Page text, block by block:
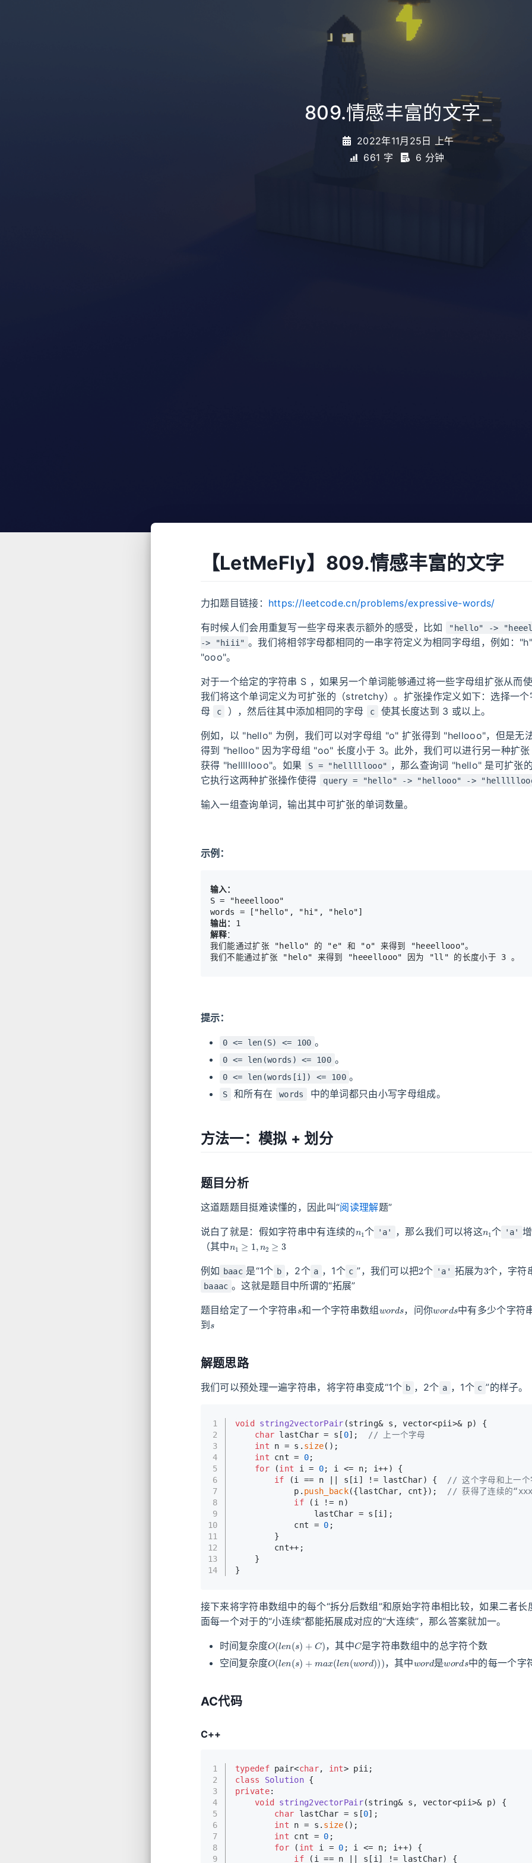
809.情感丰富的文字
2022年11月25日 上午
661 字
6 分钟
【LetMeFly】809.情感丰富的文字
力扣题目链接： https://leetcode.cn/problems/expressive-words/
有时候人们会用重复写一些字母来表示额外的感受，比如
"hello" ->
-> "hiii" 。我们将相邻字母都相同的一串字符定义为相同字母组，例如：
"ooo"。
对于一个给定的字符串 S ，如果另一个单词能够通过将一些字母组扩张从而
我们将这个单词定义为可扩张的（stretchy）。扩张操作定义如下：选择一
母
c ），然后往其中添加相同的字母 c 使其长度达到 3 或以上。
例如，以 "hello" 为例，我们可以对字母组 "o" 扩张得到 "hellooo"，但是无
得到 "helloo" 因为字母组 "oo" 长度小于 3。此外，我们可以进行另一种扩
获得 "helllllooo"。如果
S = "helllllooo" ，那么查询词 "hello" 是可扩张
它执行这两种扩张操作使得
query = "hello" -> "hellooo" ->
输入一组查询单词，输出其中可扩张的单词数量。
示例：
输入：
S = "heeellooo"
输出：
解释：
我们能通过扩张 "hello" 的 "e" 和 "o" 来得到 "heeellooo"。
提示：
0 <= len(S) <= 100 。
0 <= len(words) <= 100 。
0 <= len(words[i]) <= 100 。
S 和所有在 words 中的单词都只由小写字母组成。
方法一：模拟 + 划分
题目分析
这道题题目挺难读懂的，因此叫“阅读理解题”
说白了就是：假如字符串中有连续的 个 'a' ，那么我们可以将这 个 'a'
（其中
n1≥1,n 2≥3
例如 baac 是“1个 b ，2个 a ，1个 c ”，我们可以把 个 'a' 拓展为 个，字符
baaac 。这就是题目中所谓的“拓展”
题目给定了一个字符串 和一个字符串数组 ，问你
中有多少个字符
到
s
解题思路
我们可以预处理一遍字符串，将字符串变成“1个 b ，2个 a ，1个 c ”的样子。
1
2
3
4
5
6
7
8
9
10
11
12
13
14
void string2vectorPair (string& s, vector<pii>& p)
{
char lastChar = s[ 0]; // 上一个字母
int n = s. size();
int cnt = 0;
for (int i = 0; i <= n; i++) {
if (i == n || s[i] != lastChar) { // 这个字母和上一个
            p.
push_back({lastChar, cnt}); // 获得了连续的
if (i != n)
                lastChar = s[i];
            cnt =
0 ;
        }
        cnt++;
    }
}
接下来将字符串数组中的每个“拆分后数组”和原始字符串相比较，如果二者长
面每一个对于的“小连续”都能拓展成对应的“大连续”，那么答案就加一。
时间复杂度 ，其中
是字符串数组中的总字符个数
空间复杂度
( ( s) + a x len ( ord) )
，其中
w o rd
是
wo rd
中的每一个字
AC代码
C++
1
2
3
4
5
6
7
8
9
typedef pair<char, int> pii;
class
Solution {
private:
void
string2vectorPair(string& s, vector<pii>& p)
{
char lastChar = s[0];
int n = s. size ();
int cnt = 0 ;
for ( int i = 0 ; i <= n; i++) {
if (i == n || s[i] != lastChar) {